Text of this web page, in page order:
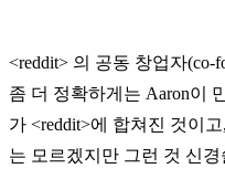
<reddit> 의 공동 창업자(co-
좀 더 정확하게는 Aaron이
가 <reddit>에 합쳐진 것이고,
는 모르겠지만 그런 것 신경